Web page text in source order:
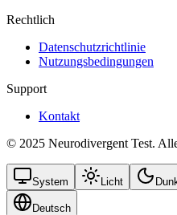
Rechtlich
Datenschutzrichtlinie
Nutzungsbedingungen
Support
Kontakt
© 2025 Neurodivergent Test.
System Licht
Deutsch